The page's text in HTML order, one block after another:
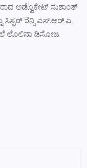
ಅಡ್ವೊಕೇಟ್ ಸುಶಾಂತ್
ಸಿಸ್ಟರ್ ರೆನ್ಸಿ ಎಸ್.ಆರ್.ಎ.
ಲೊಲಿನಾ ಡಿಸೋಜ